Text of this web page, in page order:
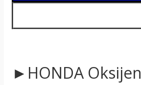
►HONDA Oksijen